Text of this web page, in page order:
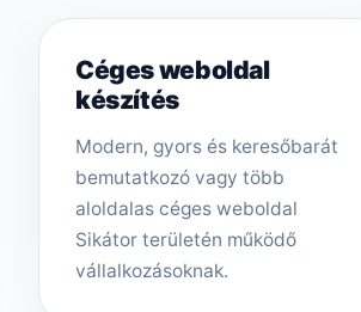
Céges weboldal
készítés
Modern, gyors és keresőbarát
bemutatkozó vagy több
aloldalas céges weboldal
Sikátor területén működő
vállalkozásoknak.